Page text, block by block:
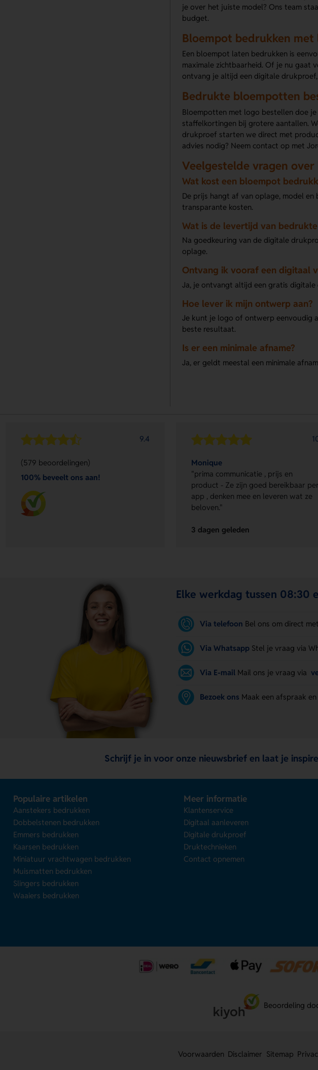
je over het juiste model? Ons team
budget.
Bloempot bedrukken
Een bloempot laten bedrukken is
maximale zichtbaarheid. Of je nu gaat
ontvang je altijd een digitale
Bedrukte bloempotten
Bloempotten met logo bestellen doe
staffelkortingen bij grotere aantallen.
drukproef starten we direct met
advies nodig? Neem contact op met
Veelgestelde vragen
Wat kost een bloempot
De prijs hangt af van oplage, model
transparante kosten.
Wat is de levertijd van
Na goedkeuring van de digitale
oplage.
Ontvang ik vooraf een digitaal
Ja, je ontvangt altijd een gratis
Hoe lever ik mijn ontwerp aan?
Je kunt je logo of ontwerp eenvoudig
beste resultaat.
Is er een minimale afname?
Ja, er geldt meestal een minimale
9.4
(579 beoordelingen)
100% beveelt ons aan!
Monique
"prima communicatie , prijs en
product - Ze zijn goed bereikbaar per
app , denken mee en leveren wat ze
beloven."
3 dagen geleden
Elke werkdag tussen 08:30
Via telefoon Bel ons om direct
Via Whatsapp Stel je vraag via
Via E-mail Mail ons je vraag via
Bezoek ons Maak een afspraak
Schrijf je in voor onze nieuwsbrief en laat je
Populaire artikelen
Aanstekers bedrukken
Dobbelstenen bedrukken
Emmers bedrukken
Kaarsen bedrukken
Miniatuur vrachtwagen bedrukken
Muismatten bedrukken
Slingers bedrukken
Waaiers bedrukken
Meer informatie
Klantenservice
Digitaal aanleveren
Digitale drukproef
Druktechnieken
Contact opnemen
Beoordeling
Voorwaarden Disclaimer Sitemap